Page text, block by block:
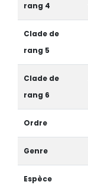
rang 4
Clade de
rang 5
Clade de
rang 6
Ordre
Genre
Espèce